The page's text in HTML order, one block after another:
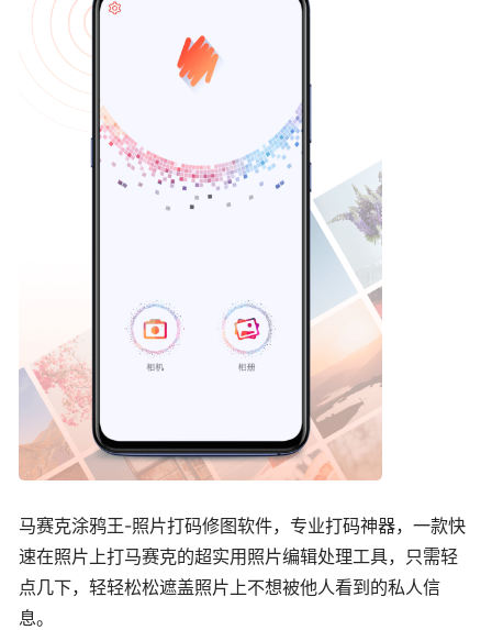
马赛克涂鸦王-照片打码修图软件，专业打码神器，一款快
速在照片上打马赛克的超实用照片编辑处理工具，只需轻
点几下，轻轻松松遮盖照片上不想被他人看到的私人信
息。